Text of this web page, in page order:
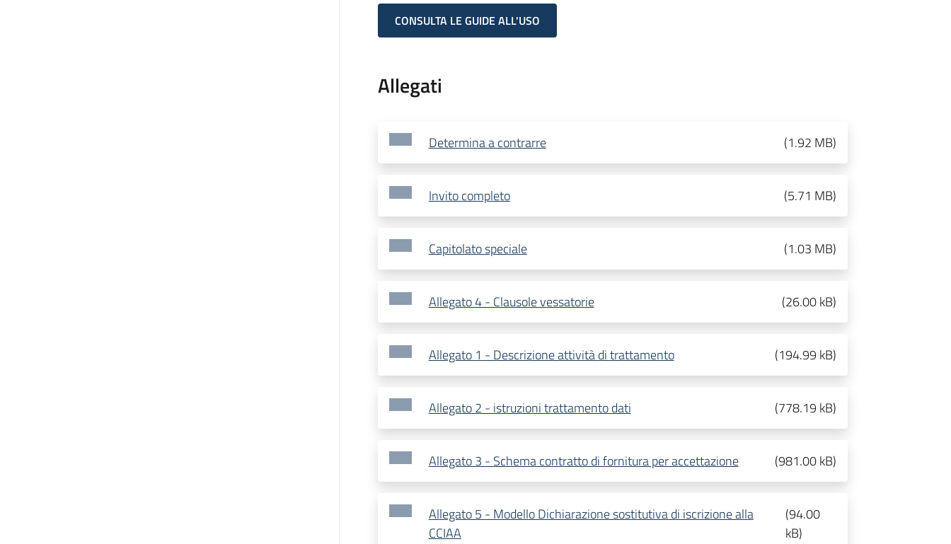
CONSULTA LE GUIDE ALL'USO
Allegati
Determina a contrarre (1.92 MB)
Invito completo (5.71 MB)
Capitolato speciale (1.03 MB)
Allegato 4 - Clausole vessatorie (26.00 kB)
Allegato 1 - Descrizione attività di trattamento (194.99 kB)
Allegato 2 - istruzioni trattamento dati (778.19 kB)
Allegato 3 - Schema contratto di fornitura per accettazione (981.00 kB)
Allegato 5 - Modello Dichiarazione sostitutiva di iscrizione alla
CCIAA
(94.00
kB)